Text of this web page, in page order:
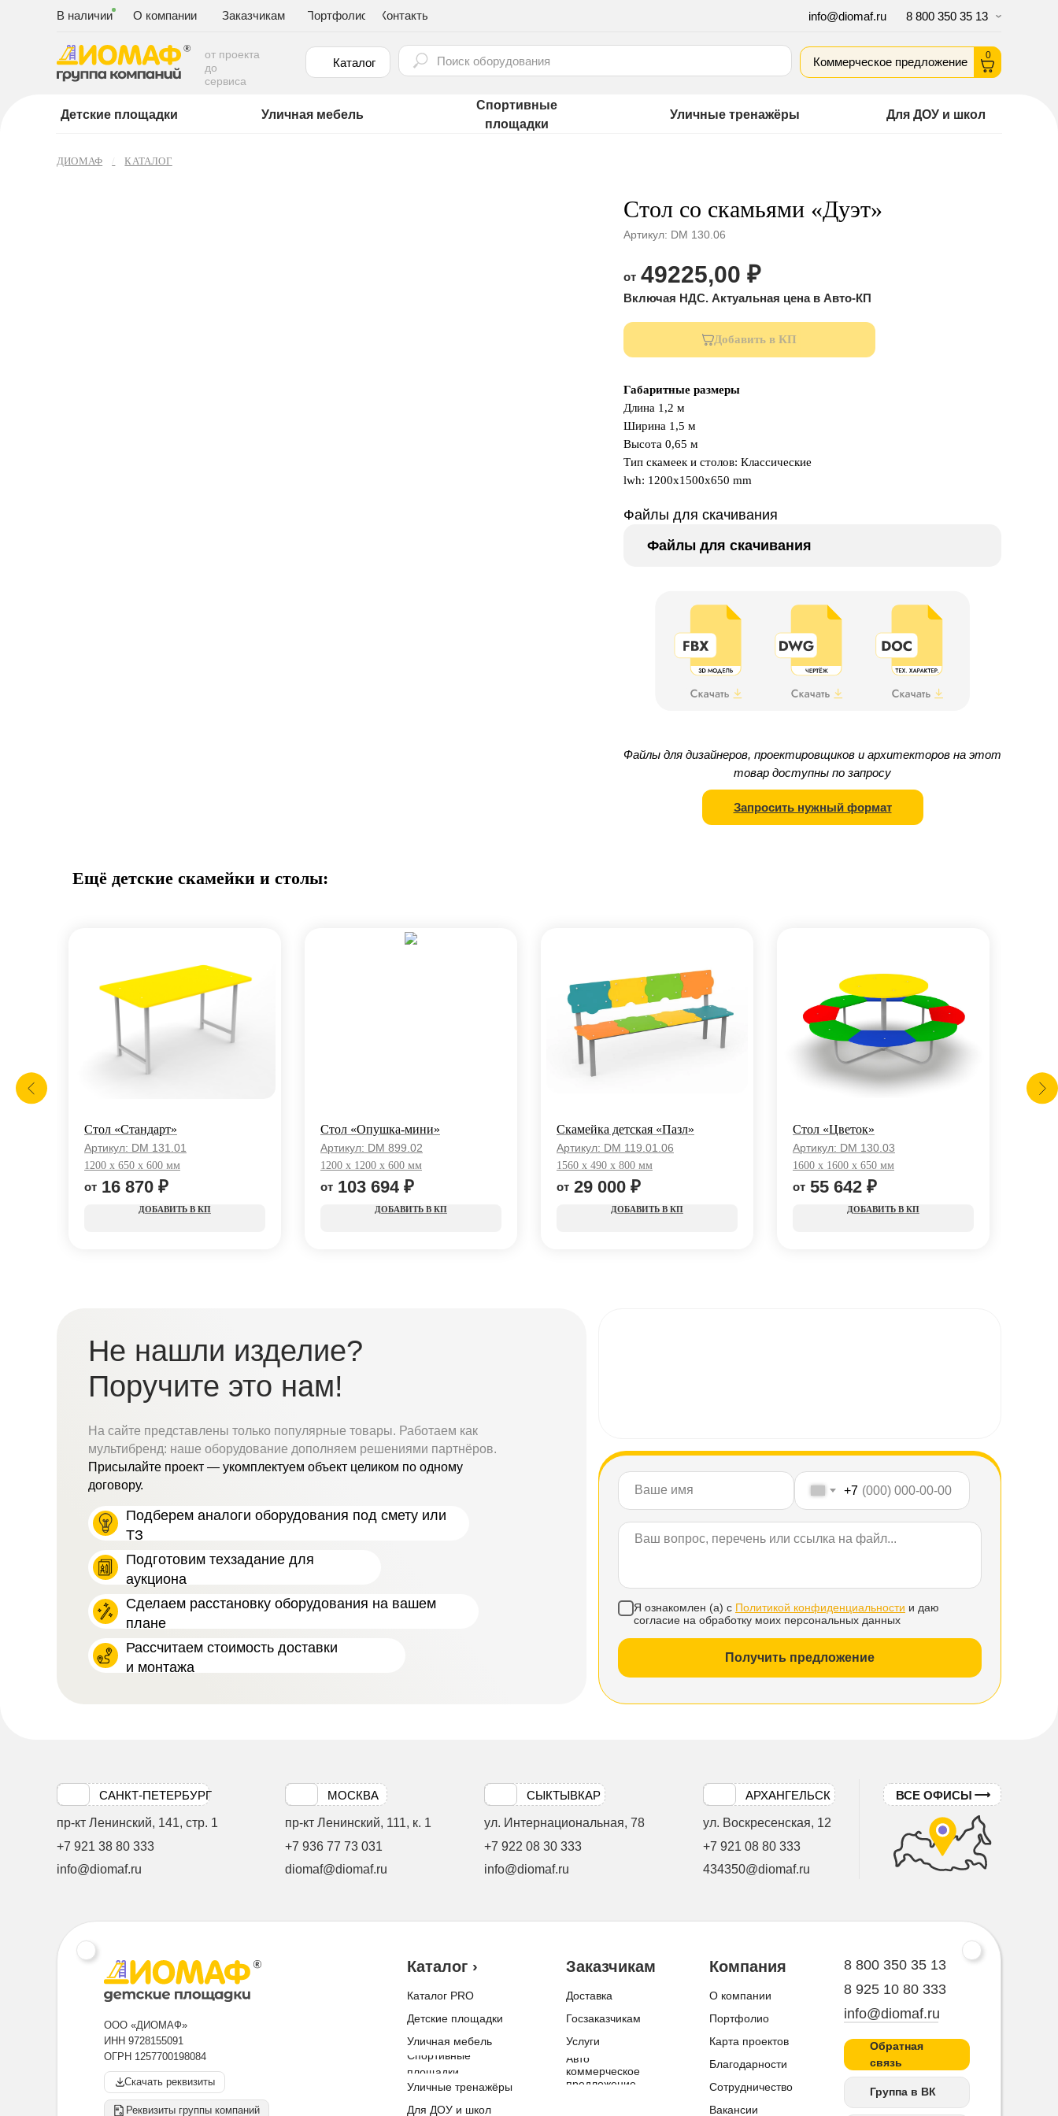
О компании
В наличии Заказчикам Портфолио Контакты info@diomaf.ru 8 800 350 35 13
от проекта
до
сервиса
Каталог
Коммерческое предложение
0
Детские площадки Уличная мебель
Спортивные
площадки
Уличные тренажёры Для ДОУ и школ
ДИОМАФ КАТАЛОГ
Стол со скамьями «Дуэт»
Артикул: DM 130.06
49225,00 ₽
Добавить в КП
Габаритные размеры
Длина 1,2 м
Ширина 1,5 м
Высота 0,65 м
Тип скамеек и столов: Классические
lwh: 1200x1500x650 mm
Файлы для скачивания
Файлы для скачивания
Файлы для дизайнеров, проектировщиков и архитекторов на этот
товар доступны по запросу
Запросить нужный формат
Ещё детские скамейки и столы:
Стол «Стандарт»
Артикул: DM 131.01
1200 x 650 x 600 мм
16 870 ₽
КП
Стол «Опушка-мини»
Артикул: DM 899.02
1200 x 1200 x 600 мм
103 694 ₽
КП
Скамейка детская «Пазл»
Артикул: DM 119.01.06
1560 x 490 x 800 мм
29 000 ₽
КП
Стол «Цветок»
Артикул: DM 130.03
1600 x 1600 x 650 мм
55 642 ₽
КП
Не нашли изделие?
Поручите это нам!
На сайте представлены только популярные товары. Работаем как
мультибренд: наше оборудование дополняем решениями партнёров.
Присылайте проект — укомплектуем объект целиком по одному
договору.
Подберем аналоги оборудования под смету или
ТЗ
Подготовим техзадание для
аукциона
Сделаем расстановку оборудования на вашем
плане
Рассчитаем стоимость доставки
и монтажа
+7
Я ознакомлен (а) с Политикой конфиденциальности и даю
согласие на обработку моих персональных данных
Получить предложение
САНКТ-ПЕТЕРБУРГ
пр-кт Ленинский, 141, стр. 1
+7 921 38 80 333
info@diomaf.ru
МОСКВА
пр-кт Ленинский, 111, к. 1
+7 936 77 73 031
diomaf@diomaf.ru
СЫКТЫВКАР
ул. Интернациональная, 78
+7 922 08 30 333
info@diomaf.ru
АРХАНГЕЛЬСК
ул. Воскресенская, 12
+7 921 08 80 333
434350@diomaf.ru
ВСЕ ОФИСЫ
ООО «ДИОМАФ»
ИНН 9728155091
ОГРН 1257700198084
Скачать реквизиты
Реквизиты группы компаний
Каталог ›
Каталог PRO
Детские площадки
Уличная мебель
Спортивные
площадки
Уличные тренажёры
Для ДОУ и школ
Заказчикам
Доставка
Госзаказчикам
Услуги
Авто
коммерческое
предложение
Компания
О компании
Портфолио
Карта проектов
Благодарности
Сотрудничество
Вакансии
8 800 350 35 13
8 925 10 80 333
info@diomaf.ru
Обратная
связь
Группа в ВК